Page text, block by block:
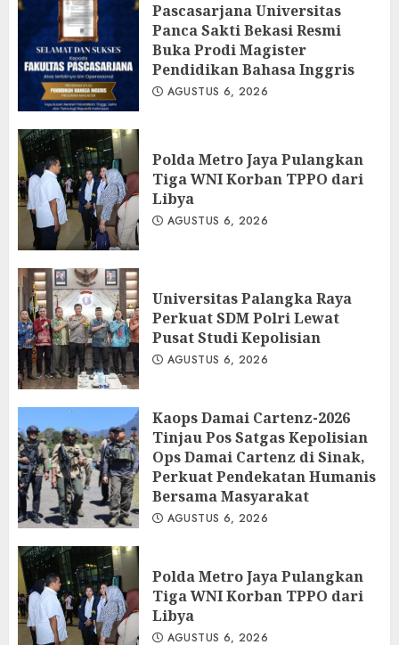
Pascasarjana Universitas
Panca Sakti Bekasi Resmi
Buka Prodi Magister
Pendidikan Bahasa Inggris
AGUSTUS 6, 2026
Polda Metro Jaya Pulangkan
Tiga WNI Korban TPPO dari
Libya
AGUSTUS 6, 2026
Universitas Palangka Raya
Perkuat SDM Polri Lewat
Pusat Studi Kepolisian
AGUSTUS 6, 2026
Kaops Damai Cartenz-2026
Tinjau Pos Satgas Kepolisian
Ops Damai Cartenz di Sinak,
Perkuat Pendekatan Humanis
Bersama Masyarakat
AGUSTUS 6, 2026
Polda Metro Jaya Pulangkan
Tiga WNI Korban TPPO dari
Libya
AGUSTUS 6, 2026